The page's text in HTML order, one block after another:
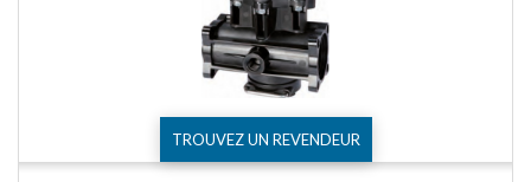
TROUVEZ UN REVENDEUR